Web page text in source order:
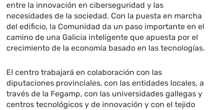
entre la innovación en ciberseguridad y las
necesidades de la sociedad. Con la puesta en marcha
del edificio, la Comunidad da un paso importante en el
camino de una Galicia inteligente que apuesta por el
crecimiento de la economía basado en las tecnologías.
El centro trabajará en colaboración con las
diputaciones provinciales, con las entidades locales, a
través de la Fegamp, con las universidades gallegas y
centros tecnológicos y de innovación y con el tejido